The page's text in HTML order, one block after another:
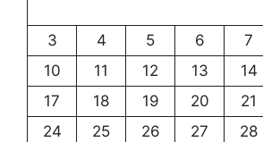
3
4 5 6 7
10
11 12 13 14
17
18 19 20 21
24
25 26 27 28